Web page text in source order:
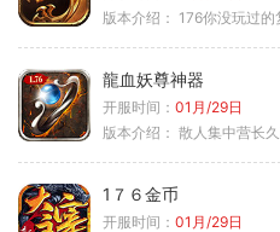
版本介绍： 176你没玩过的
龍血妖尊神器
开服时间： 01月/29日
版本介绍： 散人集中营长
1７６金币
开服时间： 01月/29日